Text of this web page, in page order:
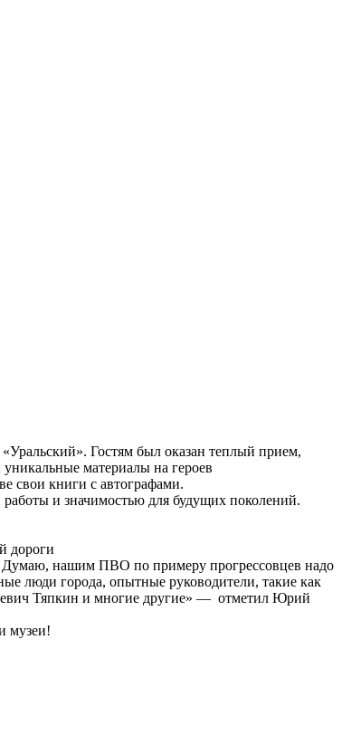
Гостям был оказан теплый прием,
материалы на героев
свои книги с автографами.
и значимостью для будущих поколений.
дороги
Думаю, нашим ПВО по примеру прогрессовцев надо
люди города, опытные руководители, такие как
Тяпкин и многие другие» — отметил Юрий
музеи!